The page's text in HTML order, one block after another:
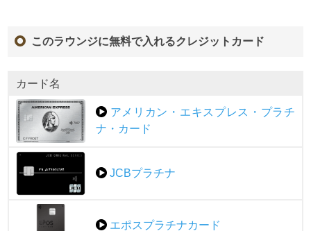
このラウンジに無料で入れるクレジットカード
カード名
アメリカン・エキスプレス・プラチ
ナ・カード
JCBプラチナ
エポスプラチナカード